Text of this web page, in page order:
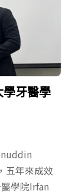
牙醫學
五年來成效
學院Irfan